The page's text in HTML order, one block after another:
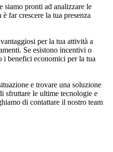
siamo pronti ad analizzare le
far crescere la tua presenza
per la tua attività a
Se esistono incentivi o
i benefici economici per la tua
e trovare una soluzione
sfruttare le ultime tecnologie e
di contattare il nostro team